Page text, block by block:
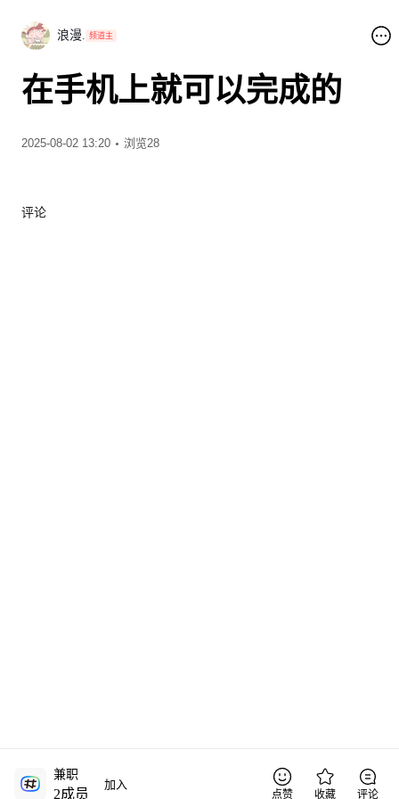
浪漫. 频道主
在手机上就可以完成的
2025-08-02 13:20 浏览28
评论
兼职
2成员
加入
点赞 收藏 评论